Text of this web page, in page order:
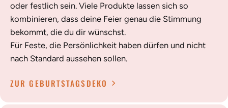
oder festlich sein. Viele Produkte lassen sich so
kombinieren, dass deine Feier genau die Stimmung
bekommt, die du dir wünschst.
Für Feste, die Persönlichkeit haben dürfen und nicht
nach Standard aussehen sollen.
ZUR GEBURTSTAGSDEKO